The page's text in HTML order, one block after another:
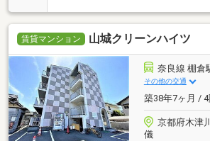
賃貸マンション 山城クリーンハイツ
奈良線 棚倉
その他の交通
築38年7ヶ月 /
京都府木津
儀